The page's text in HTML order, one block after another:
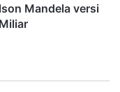
Mandela versi